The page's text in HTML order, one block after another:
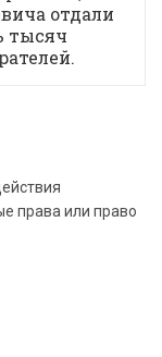
отдали
тысяч
права или право